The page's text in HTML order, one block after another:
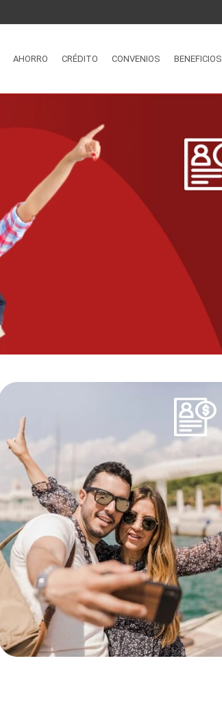
AHORRO CRÉDITO CONVENIOS BENEFICIOS